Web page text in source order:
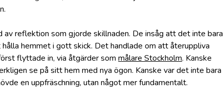
av reflektion som gjorde skillnaden. De insåg att det inte bara
hemmet i gott skick. Det handlade om att återuppliva
flyttade in, via åtgärder sommålare Stockholm. Kanske
se på sitt hem med nya ögon. Kanske var det inte bara
en uppfräschning, utan något mer fundamentalt.